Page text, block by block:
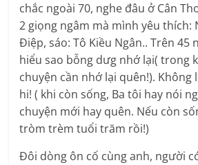
chắc ngoài 70, nghe đâu ở Cân
2 giọng ngâm mà mình yêu thích:
Điệp, sáo: Tô Kiều Ngân.. Trên 45
hiểu sao bỗng dưg nhớ lại( trong
chuyện cần nhớ lại quên!). Không
hi! ( khi còn sống, Ba tôi hay nói
chuyện mới hay quên. Nếu còn
tròm trèm tuổi trăm rồi!)
Đôi dòng ôn cố cùng anh, người